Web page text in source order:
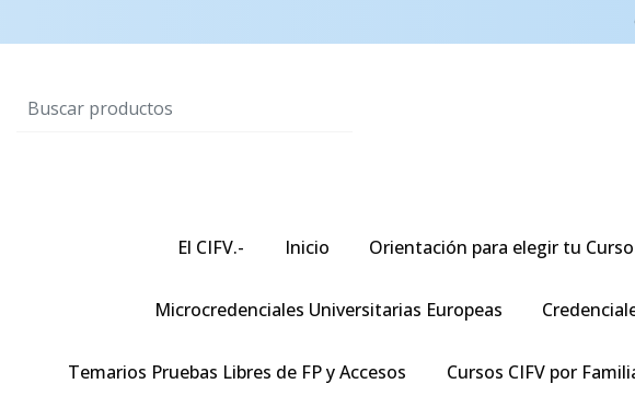
El CIFV.- Inicio Orientación para elegir tu
Microcredenciales Universitarias Europeas
Temarios Pruebas Libres de FP y Accesos Cursos CIFV por